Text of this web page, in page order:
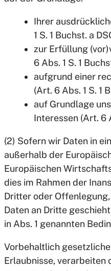
Ihrer
1 S. 1 Buchst. a
zur Erfüllung
6 Abs. 1 S. 1
aufgrund einer
(Art. 6 Abs. 1 S. 1
auf Grundlage
Interessen (Art. 6
(2) Sofern wir Daten in
außerhalb der
Europäischen
dies im Rahmen der
Dritter oder
Daten an Dritte
in Abs. 1 genannten
Vorbehaltlich
Erlaubnisse, verarbeiten